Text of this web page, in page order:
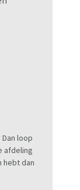
Dan loop
afdeling
hebt dan